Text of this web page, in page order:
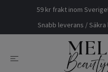
59 kr frakt inom Sverige!
Snabb leverans /